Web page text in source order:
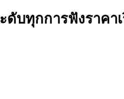
บทุกการฟังราคา